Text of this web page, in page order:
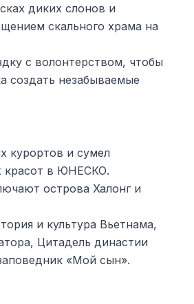
диких слонов и
скального храма на
с волонтерством, чтобы
создать незабываемые
курортов и сумел
красот в ЮНЕСКО.
острова Халонг и
и культура Вьетнама,
Цитадель династии
«Мой сын».